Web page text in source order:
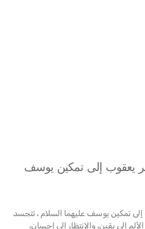
يعقوب إلى تمكين يوسف
تمكين يوسف عليهما السلام ، تتجسد
إلى يقين، والانتظار إلى إحسان،